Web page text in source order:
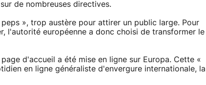
de nombreuses directives.
», trop austère pour attirer un public large. Pour
l'autorité européenne a donc choisi de transformer le
d'accueil a été mise en ligne sur Europa. Cette «
en ligne généraliste d'envergure internationale, la